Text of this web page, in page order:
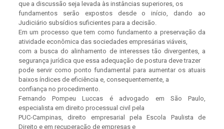
que a discussão seja levada às instâncias superiores, os
fundamentos serão expostos desde o início, dando ao
Judiciário subsídios suficientes para a decisão.
Em um processo que tem como fundamento a preservação da
atividade econômica das sociedades empresárias viáveis,
com a busca do alinhamento de interesses tão divergentes, a
segurança jurídica que essa adequação de postura deve trazer
pode servir como ponto fundamental para aumentar os atuais
baixos índices de eficiência e, consequentemente, a
confiança no procedimento.
Fernando Pompeu Luccas é advogado em São Paulo,
especialista em direito processual civil pela
PUC-Campinas, direito empresarial pela Escola Paulista de
Direito e em recuperação de empresas e